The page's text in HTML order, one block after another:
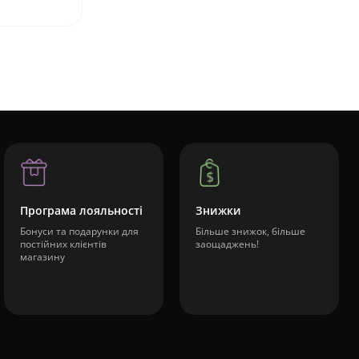
Програма лояльності
Бонуси та подарунки для
постійних клієнтів
магазину
Знижки
Більше знижок, більше
заощаджень!